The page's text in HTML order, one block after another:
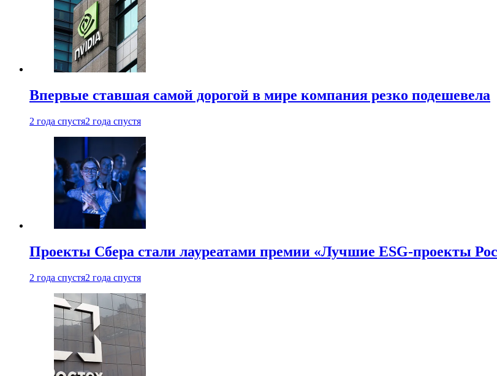
Впервые ставшая самой дорогой в мире компания резко подешевела
2 года спустя2 года спустя
Проекты Сбера стали лауреатами премии «Лучшие ESG-проекты
2 года спустя2 года спустя